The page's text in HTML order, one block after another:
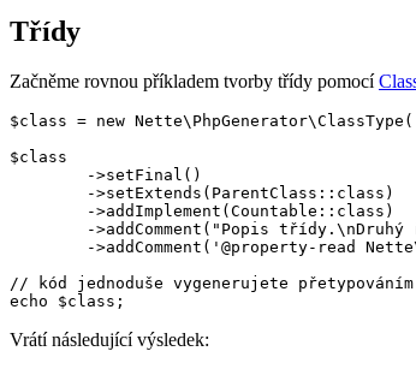
Třídy
Začněme rovnou příkladem tvorby třídy pomocí
$class = new
$class
// kód jednoduše vygenerujete
Vrátí následující výsledek: